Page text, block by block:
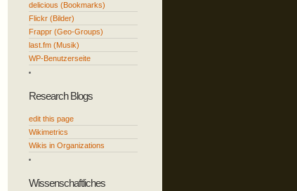
delicious (Bookmarks)
Flickr (Bilder)
Frappr (Geo-Groups)
last.fm (Musik)
WP-Benutzerseite
Research Blogs
edit this page
Wikimetrics
Wikis in Organizations
Wissenschaftliches